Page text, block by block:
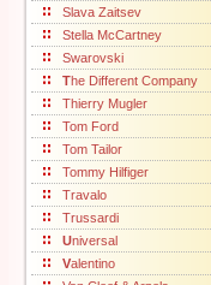
Slava Zaitsev
Stella McCartney
Swarovski
The Different Company
Thierry Mugler
Tom Ford
Tom Tailor
Tommy Hilfiger
Travalo
Trussardi
Universal
Valentino